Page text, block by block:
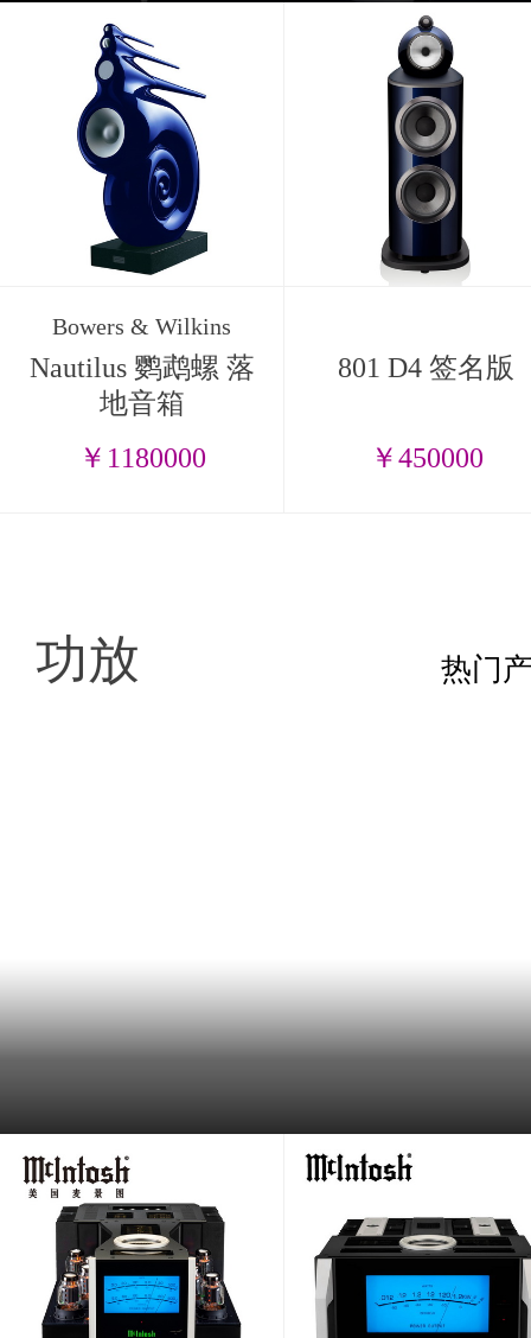
Bowers & Wilkins
Nautilus 鹦鹉螺 落
地音箱
￥1180000
801 D4 签名版
￥450000
功放 热门